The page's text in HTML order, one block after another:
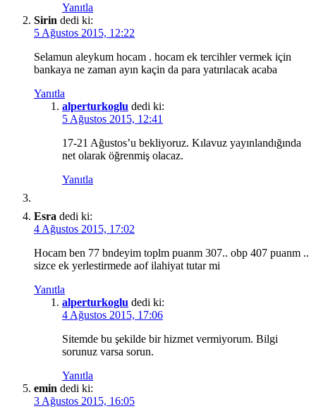
Yanıtla
Sirin dedi ki:
5 Ağustos 2015, 12:22
Selamun aleykum hocam . hocam ek tercihler vermek için
bankaya ne zaman ayın kaçin da para yatırılacak acaba
Yanıtla
alperturkoglu dedi ki:
5 Ağustos 2015, 12:41
17-21 Ağustos’u bekliyoruz. Kılavuz yayınlandığında
net olarak öğrenmiş olacaz.
Yanıtla
Esra dedi ki:
4 Ağustos 2015, 17:02
Hocam ben 77 bndeyim toplm puanm 307.. obp 407 puanm ..
sizce ek yerlestirmede aof ilahiyat tutar mi
Yanıtla
alperturkoglu dedi ki:
4 Ağustos 2015, 17:06
Sitemde bu şekilde bir hizmet vermiyorum. Bilgi
sorunuz varsa sorun.
Yanıtla
emin dedi ki:
3 Ağustos 2015, 16:05